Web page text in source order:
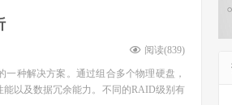
阅读(839)
种解决方案。通过组合多个物理硬盘，
以及数据冗余能力。不同的RAID级别有